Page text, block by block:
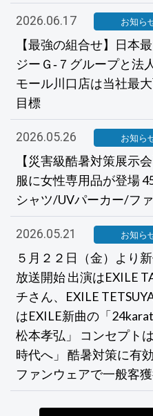
2026.06.17 お知ら
【最強の組合せ】日本
ジーＧ‐７グループと法
モール川口店は当社最
目標
2026.05.26 お知ら
【災害級酷暑対策展示
服に女性専用品が登場
シャツ/UVパーカー/フ
2026.05.21 お知ら
５月２２日（金）より
放送開始 出演はEXILE
チさん、EXILE
はEXILE新曲の「
松本孝弘」 コンセプト
時代へ」 酷暑対策に有
ファンウェアで一般客